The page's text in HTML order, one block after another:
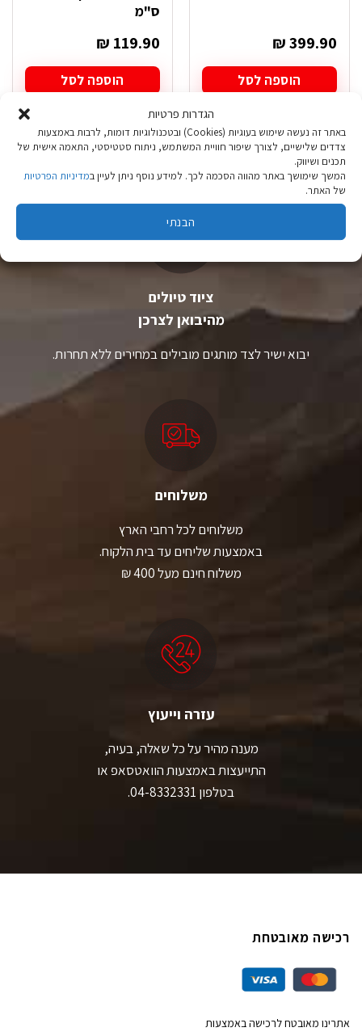
הגדרות פרטיות
באתר זה נעשה שימוש בעוגיות (Cookies) ובטכנולוגיות דומות, לרבות באמצעות
צדדים שלישיים, לצורך שיפור חוויית המשתמש, ניתוח סטטיסטי, התאמה אישית של
תכנים ושיווק.
המשך שימושך באתר מהווה הסכמה לכך. למידע נוסף ניתן לעיין במדיניות הפרטיות
של האתר.
הבנתי
₪399.90
הוספה לסל
ס"מ
₪ 119.90
הוספה לסל
ציוד טיולים
מהיבואן לצרכן
יבוא ישיר לצד מותגים מובילים במחירים ללא תחרות.
משלוחים
משלוחים לכל רחבי הארץ
באמצעות שליחים עד בית הלקוח.
משלוח חינם מעל 400 ₪
עזרה וייעוץ
מענה מהיר על כל שאלה, בעיה,
התייעצות באמצעות הוואטסאפ או
בטלפון 04-8332331.
רכישה מאובטחת
אתרינו מאובטח לרכישה באמצעות